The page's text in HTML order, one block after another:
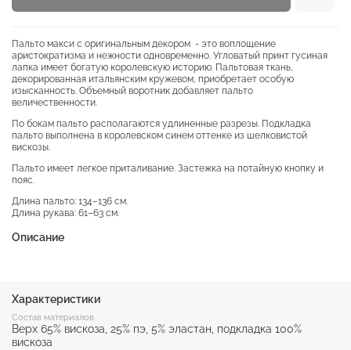
Пальто макси с оригинальным декором - это воплощение
аристократизма и нежности одновременно. Угловатый принт гусиная
лапка имеет богатую королевскую историю. Пальтовая ткань,
декорированная итальянским кружевом, приобретает особую
изысканность. Объемный воротник добавляет пальто
величественности.
По бокам пальто располагаются удлиненные разрезы. Подкладка
пальто выполнена в королевском синем оттенке из шелковистой
вискозы.
Пальто имеет легкое приталивание. Застежка на потайную кнопку и
пояс.
Длина пальто: 134–136 см.
Длина рукава: 61–63 см.
Описание
Характеристики
Состав материалов
Верх 65% вискоза, 25% пэ, 5% эластан, подкладка 100%
вискоза